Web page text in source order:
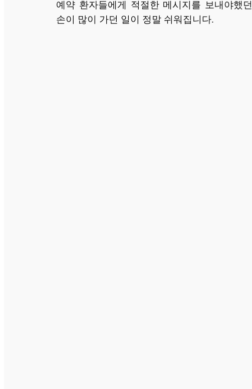
예약 환자들에게 적절한 메시지를 보내야했던
손이 많이 가던 일이 정말 쉬워집니다.